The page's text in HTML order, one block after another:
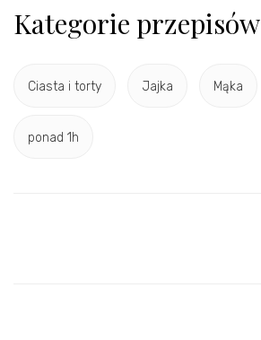
Kategorie przepisów
Ciasta i torty Jajka Mąka
ponad 1h